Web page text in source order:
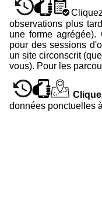
observations plus
une forme
pour des sessions
un site circonscrit
vous). Pour les
données ponctuelles